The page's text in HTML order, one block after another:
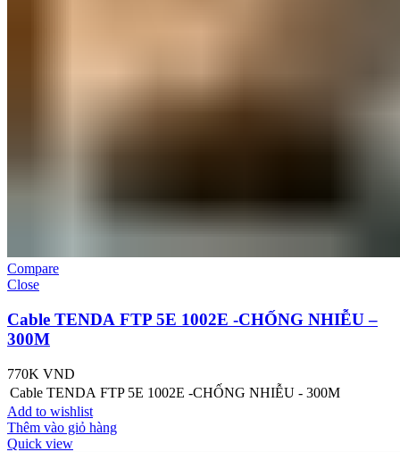
Compare
Close
Cable TENDA FTP 5E 1002E -CHỐNG NHIỄU –
300M
770K VND
Cable TENDA FTP 5E 1002E -CHỐNG NHIỄU - 300M
Add to wishlist
Thêm vào giỏ hàng
Quick view